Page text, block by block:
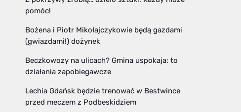
pomóc!
Bożena i Piotr Mikołajczykowie będą gazdami
(gwiazdami!) dożynek
Beczkowozy na ulicach? Gmina uspokaja: to
działania zapobiegawcze
Lechia Gdańsk będzie trenować w Bestwince
przed meczem z Podbeskidziem